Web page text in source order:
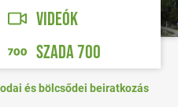
VIDEÓK
SZADA 700
és bölcsődei beiratkozás